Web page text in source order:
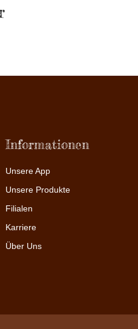
Informationen
Unsere App
Unsere Produkte
Filialen
Karriere
Über Uns